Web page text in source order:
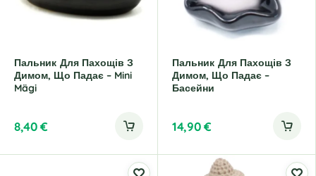
Пальник Для Пахощів З
Димом, Що Падає – Mini
Mägi
8,40€
Пальник Для Пахощів З
Димом, Що Падає –
Басейни
14,90€